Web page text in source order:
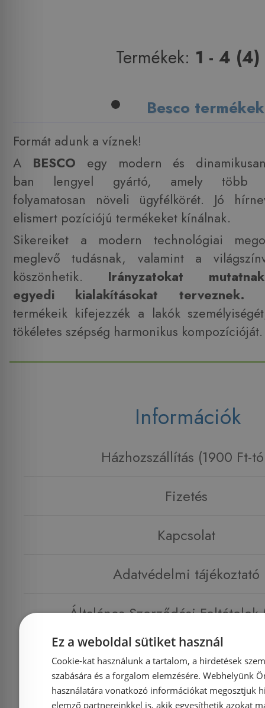
Termékek: 1 - 4 (4)
Besco termékek
Formát adunk a víznek!
A BESCO egy modern és
ban lengyel gyártó, amely
folyamatosan növeli ügyfélkörét. Jó
elismert pozíciójú termékeket kínálnak.
Sikereiket a modern technológiai
meglevő tudásnak, valamint a
köszönhetik. Irányzatokat
egyedi kialakításokat terveznek.
termékeik kifejezzék a lakók
tökéletes szépség harmonikus kompozícióját.
Információk
Házhozszállítás (1900 Ft-
Fizetés
Kapcsolat
Adatvédelmi tájékoztató
Általános Szerződési Feltételek
Impresszum
Ez a weboldal sütiket használ
Cookie-kat használunk a tartalom, a hirdetések
szabására és a forgalom elemzésére. Webhelyünk
használatára vonatkozó információkat megosztjuk
elemző partnereinkkel is, akik egyesíthetik azokat